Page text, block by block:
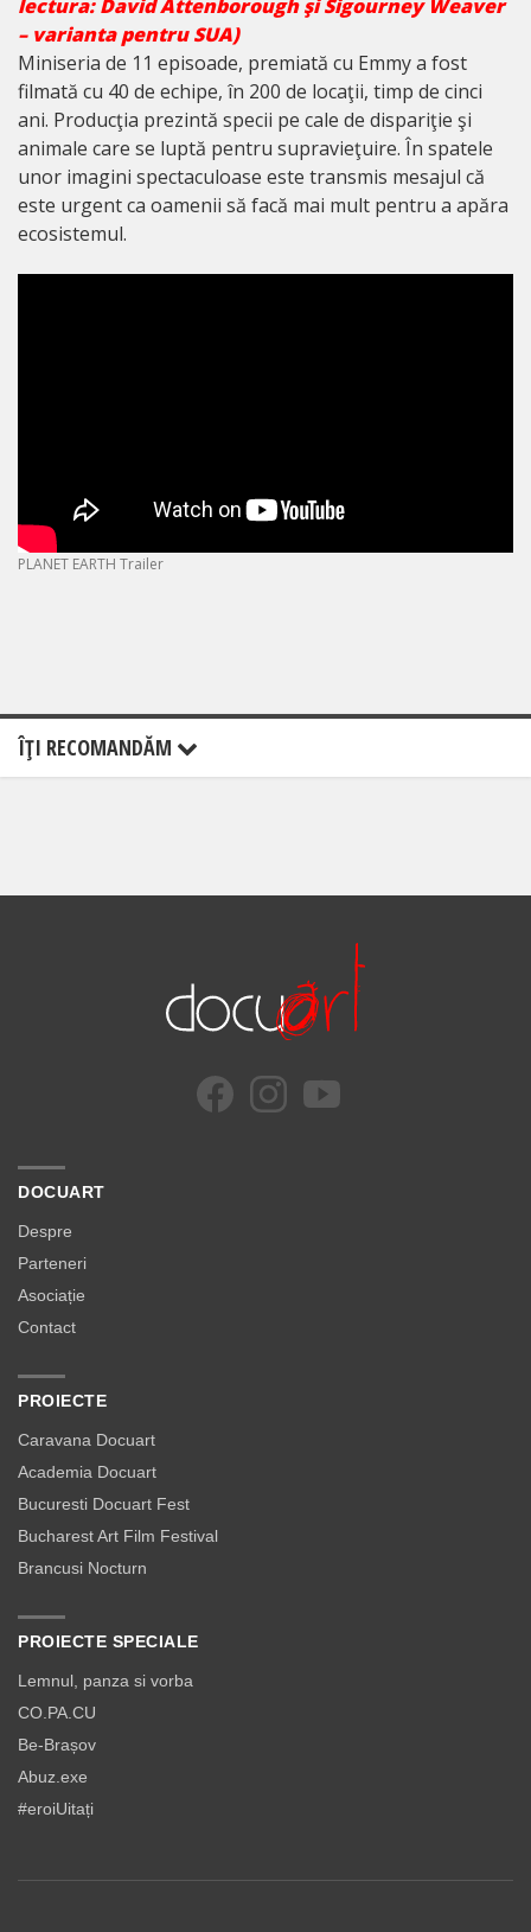
lectura: David Attenborough şi Sigourney Weaver
– varianta pentru SUA)
Miniseria de 11 episoade, premiată cu Emmy a fost
filmată cu 40 de echipe, în 200 de locaţii, timp de cinci
ani. Producţia prezintă specii pe cale de dispariţie şi
animale care se luptă pentru supravieţuire. În spatele
unor imagini spectaculoase este transmis mesajul că
este urgent ca oamenii să facă mai mult pentru a apăra
ecosistemul.
PLANET EARTH Trailer
ÎŢI RECOMANDĂM
DOCUART
Despre
Parteneri
Asociație
Contact
PROIECTE
Caravana Docuart
Academia Docuart
Bucuresti Docuart Fest
Bucharest Art Film Festival
Brancusi Nocturn
PROIECTE SPECIALE
Lemnul, panza si vorba
CO.PA.CU
Be-Brașov
Abuz.exe
#eroiUitați